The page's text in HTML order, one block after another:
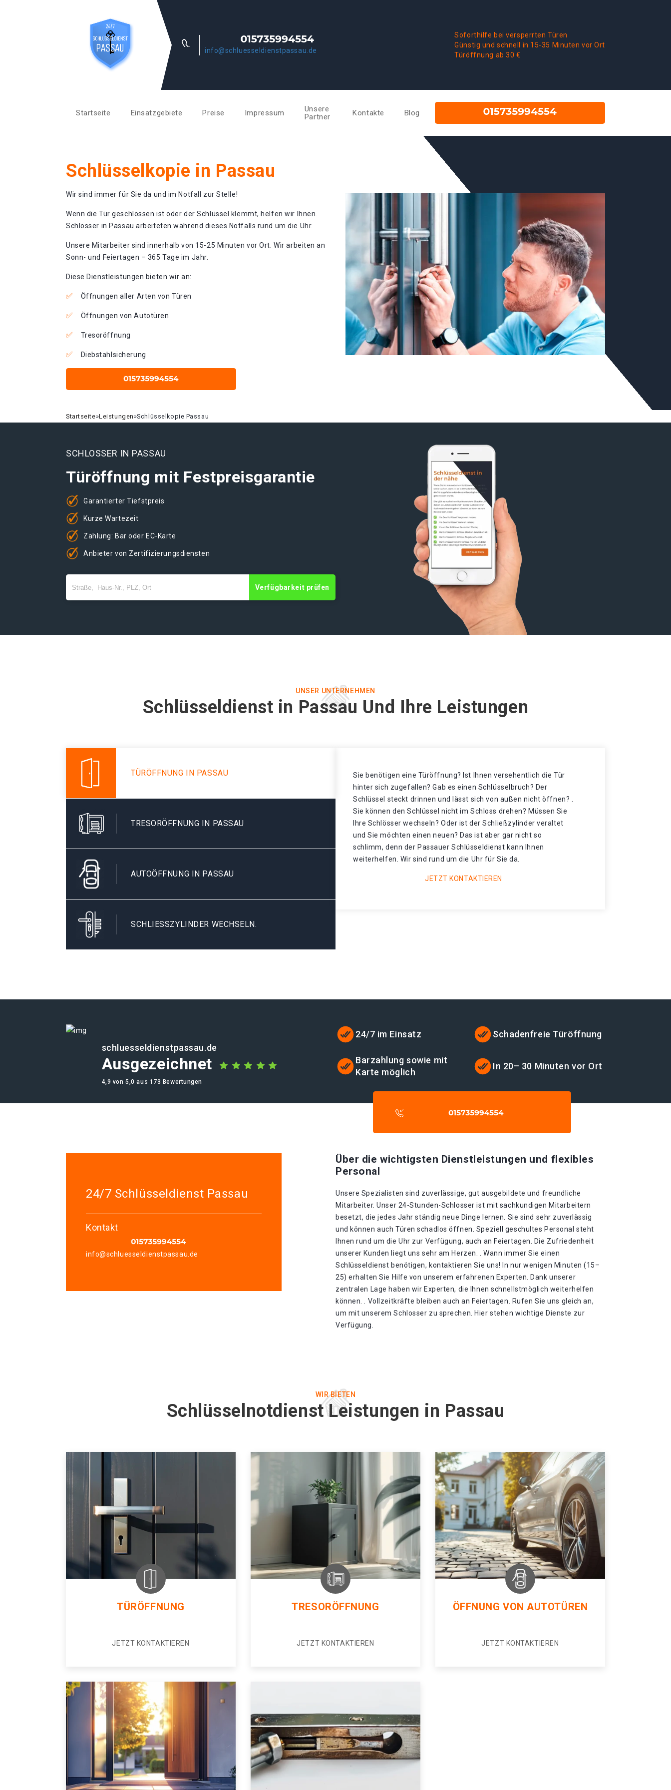
info@schluesseldienstpassau.de
Soforthilfe bei versperrten Türen
Günstig und schnell in 15-35 Minuten vor Ort
Türöffnung ab 30 €
Startseite Einsatzgebiete Preise Impressum
Unsere
Partner
Kontakte Blog
Schlüsselkopie in Passau
Wir sind immer für Sie da und im Notfall zur Stelle!
Wenn die Tür geschlossen ist oder der Schlüssel klemmt, helfen wir Ihnen.
Schlosser in Passau arbeiteten während dieses Notfalls rund um die Uhr.
Unsere Mitarbeiter sind innerhalb von 15-25 Minuten vor Ort. Wir arbeiten an
Sonn- und Feiertagen – 365 Tage im Jahr.
Diese Dienstleistungen bieten wir an:
Öffnungen aller Arten von Türen
Öffnungen von Autotüren
Tresoröffnung
Diebstahlsicherung
Startseite»Leistungen»Schlüsselkopie Passau
SCHLOSSER IN PASSAU
Türöffnung mit Festpreisgarantie
Garantierter Tiefstpreis
Kurze Wartezeit
Zahlung: Bar oder EC-Karte
Anbieter von Zertifizierungsdiensten
Verfügbarkeit prüfen
UNSER UNTERNEHMEN
Schlüsseldienst in Passau Und Ihre Leistungen
TÜRÖFFNUNG IN PASSAU
TRESORÖFFNUNG IN PASSAU
AUTOÖFFNUNG IN PASSAU
SCHLIESSZYLINDER WECHSELN.
Sie benötigen eine Türöffnung? Ist Ihnen versehentlich die Tür
hinter sich zugefallen? Gab es einen Schlüsselbruch? Der
Schlüssel steckt drinnen und lässt sich von außen nicht öffnen? .
Sie können den Schlüssel nicht im Schloss drehen? Müssen Sie
Ihre Schlösser wechseln? Oder ist der Schließzylinder veraltet
und Sie möchten einen neuen? Das ist aber gar nicht so
schlimm, denn der Passauer Schlüsseldienst kann Ihnen
weiterhelfen. Wir sind rund um die Uhr für Sie da.
JETZT KONTAKTIEREN
schluesseldienstpassau.de
Ausgezeichnet
4,9 von 5,0 aus 173 Bewertungen
24/7 im Einsatz Schadenfreie Türöffnung
Barzahlung sowie mit
Karte möglich
In 20– 30 Minuten vor Ort
24/7 Schlüsseldienst Passau
Kontakt
info@schluesseldienstpassau.de
Über die wichtigsten Dienstleistungen und flexibles
Personal
Unsere Spezialisten sind zuverlässige, gut ausgebildete und freundliche
Mitarbeiter. Unser 24-Stunden-Schlosser ist mit sachkundigen Mitarbeitern
besetzt, die jedes Jahr ständig neue Dinge lernen. Sie sind sehr zuverlässig
und können auch Türen schadlos öffnen. Speziell geschultes Personal steht
Ihnen rund um die Uhr zur Verfügung, auch an Feiertagen. Die Zufriedenheit
unserer Kunden liegt uns sehr am Herzen. . Wann immer Sie einen
Schlüsseldienst benötigen, kontaktieren Sie uns! In nur wenigen Minuten (15–
25) erhalten Sie Hilfe von unserem erfahrenen Experten. Dank unserer
zentralen Lage haben wir Experten, die Ihnen schnellstmöglich weiterhelfen
können. . Vollzeitkräfte bleiben auch an Feiertagen. Rufen Sie uns gleich an,
um mit unserem Schlosser zu sprechen. Hier stehen wichtige Dienste zur
Verfügung.
WIR BIETEN
Schlüsselnotdienst Leistungen in Passau
TÜRÖFFNUNG
JETZT KONTAKTIEREN
TRESORÖFFNUNG
JETZT KONTAKTIEREN
ÖFFNUNG VON AUTOTÜREN
JETZT KONTAKTIEREN